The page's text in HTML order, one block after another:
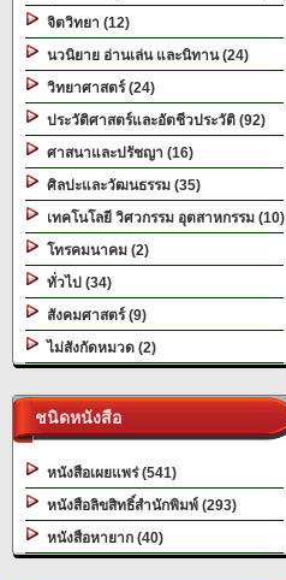
จิตวิทยา (12)
นวนิยาย อ่านเล่น และนิทาน (24)
วิทยาศาสตร์ (24)
ประวัติศาสตร์และอัตชีวประวัติ (92)
ศาสนาและปรัชญา (16)
ศิลปะและวัฒนธรรม (35)
เทคโนโลยี วิศวกรรม อุตสาหกรรม (10)
โทรคมนาคม (2)
ทั่วไป (34)
สังคมศาสตร์ (9)
ไม่สังกัดหมวด (2)
ชนิดหนังสือ
หนังสือเผยแพร่ (541)
หนังสือลิขสิทธิ์สำนักพิมพ์ (293)
หนังสือหายาก (40)